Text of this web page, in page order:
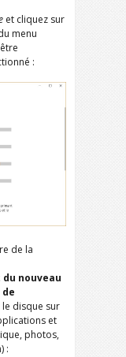
et cliquez sur
menu
:
de la
nouveau
disque sur
et
photos,
: